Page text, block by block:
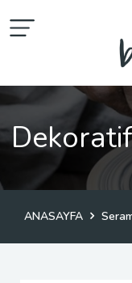
ANASAYFA